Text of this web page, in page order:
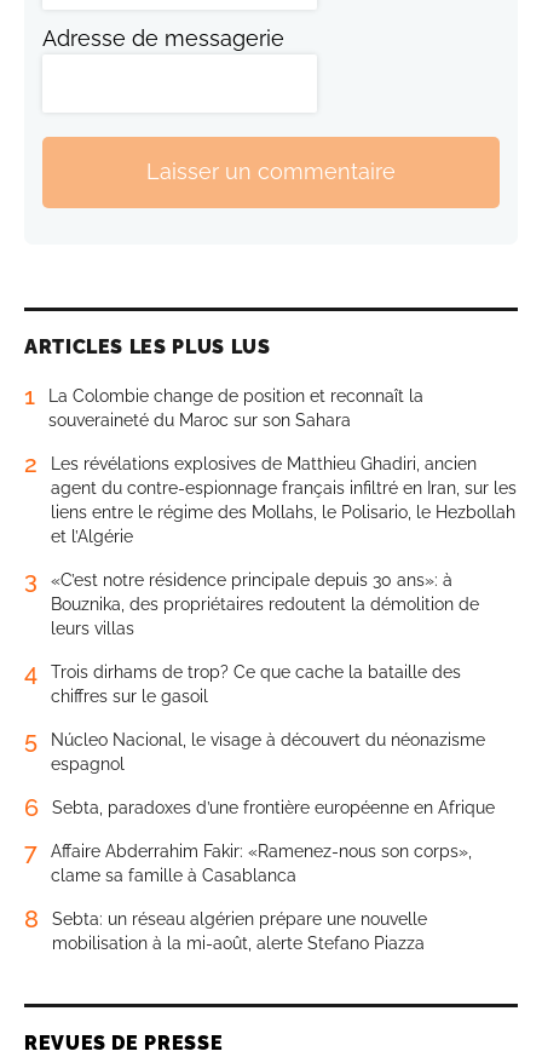
Adresse de messagerie
Laisser un commentaire
ARTICLES LES PLUS LUS
1
La Colombie change de position et reconnaît la
souveraineté du Maroc sur son Sahara
2
Les révélations explosives de Matthieu Ghadiri, ancien
agent du contre-espionnage français infiltré en Iran, sur les
liens entre le régime des Mollahs, le Polisario, le Hezbollah
et l’Algérie
3
«C’est notre résidence principale depuis 30 ans»: à
Bouznika, des propriétaires redoutent la démolition de
leurs villas
4
Trois dirhams de trop? Ce que cache la bataille des
chiffres sur le gasoil
5
Núcleo Nacional, le visage à découvert du néonazisme
espagnol
6 Sebta, paradoxes d’une frontière européenne en Afrique
7
Affaire Abderrahim Fakir: «Ramenez-nous son corps»,
clame sa famille à Casablanca
8
Sebta: un réseau algérien prépare une nouvelle
mobilisation à la mi-août, alerte Stefano Piazza
REVUES DE PRESSE